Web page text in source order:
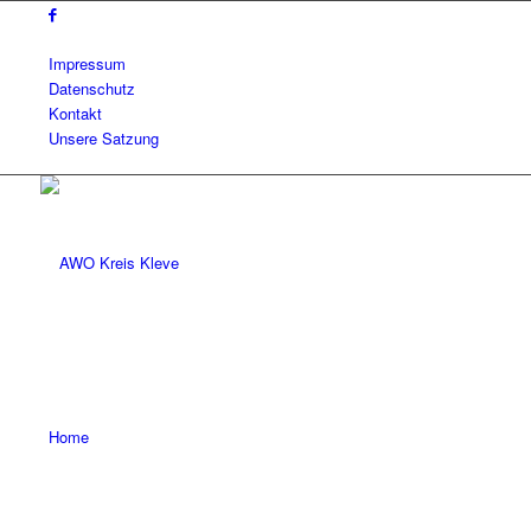
Impressum
Datenschutz
Kontakt
Unsere Satzung
Home